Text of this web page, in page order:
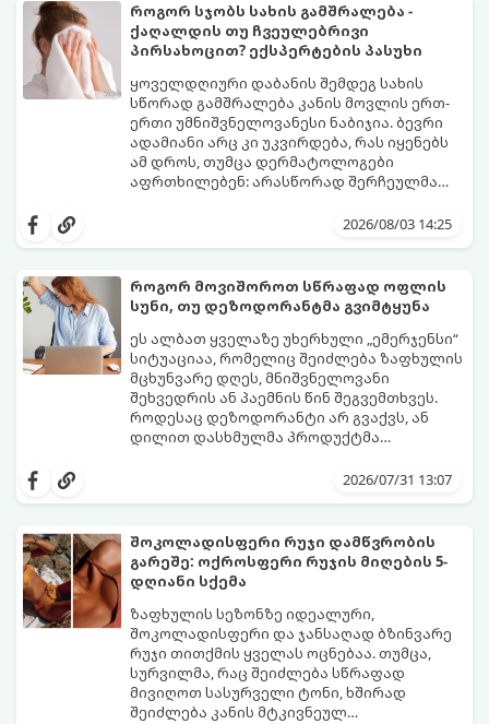
როგორ სჯობს სახის გამშრალება -
ქაღალდის თუ ჩვეულებრივი
პირსახოცით? ექსპერტების პასუხი
ყოველდღიური დაბანის შემდეგ სახის
სწორად გამშრალება კანის მოვლის ერთ-
ერთი უმნიშვნელოვანესი ნაბიჯია. ბევრი
ადამიანი არც კი უკვირდება, რას იყენებს
ამ დროს, თუმცა დერმატოლოგები
აფრთხილებენ: არასწორად შერჩეულმა
გამონაყარი, კანის გაღიზიანება და
კანის ჯანმრთელობისთვის - ტრადიციული
2026/08/03 14:25
როგორ მოვიშოროთ სწრაფად ოფლის
სუნი, თუ დეზოდორანტმა გვიმტყუნა
ეს ალბათ ყველაზე უხერხული „ემერჯენსი“
სიტუაციაა, რომელიც შეიძლება ზაფხულის
მცხუნვარე დღეს, მნიშვნელოვანი
შეხვედრის ან პაემნის წინ შეგვემთხვეს.
როდესაც დეზოდორანტი არ გვაქვს, ან
დილით დასხმულმა პროდუქტმა
იღლიებში უსიამოვნო სუნი გაჩნდა,
სუნი არ აქვს. სუნს აჩენენ ბაქტერიები,
შესაბამისად, ჩვენი მიზანია ამ
ბაქტერიების განადგურება და კანის
გამოშრობა.
აი, 5 ყველაზე ეფექტური,
აპრობირებული და ნაცადი ხერხი,
რომლებიც ნებისმიერ ოფისში, კაფესა
თუ საზოგადოებრივ ტუალეტში, სულ
რაღაც 2 წუთში გადაგარჩენთ:
2026/07/31 13:07
შოკოლადისფერი რუჯი დამწვრობის
გარეშე: ოქროსფერი რუჯის მიღების 5-
დღიანი სქემა
ზაფხულის სეზონზე იდეალური,
შოკოლადისფერი და ჯანსაღად ბზინვარე
რუჯი თითქმის ყველას ოცნებაა. თუმცა,
სურვილმა, რაც შეიძლება სწრაფად
მივიღოთ სასურველი ტონი, ხშირად
შეიძლება კანის მტკივნეულ